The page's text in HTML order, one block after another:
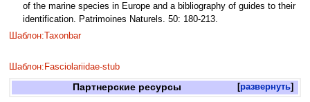
of the marine species in Europe and a bibliography of guides to their
identification. Patrimoines Naturels. 50: 180-213.
Шаблон:Taxonbar
Шаблон:Fasciolariidae-stub
развернуть
Партнерские ресурсы